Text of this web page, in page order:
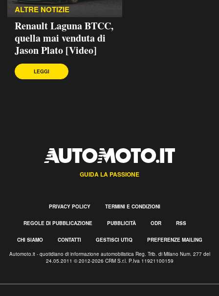
ALTRE NOTIZIE
Renault Laguna BTCC,
quella mai venduta di
Jason Plato [Video]
LEGGI
GUIDA LA PASSIONE
PRIVACY POLICY TERMINI E CONDIZIONI
REGOLE DI PUBBLICAZIONE PUBBLICITÀ ODR RSS
CHI SIAMO CONTATTI GESTISCI UTIQ PREFERENZE MAILING
Automoto.it - quotidiano di informazione automobilistica Reg. Trib. di Milano Num. 277 del
24.05.2011 © 2012-2026 CRM S.r.l. P.Iva 11921100159